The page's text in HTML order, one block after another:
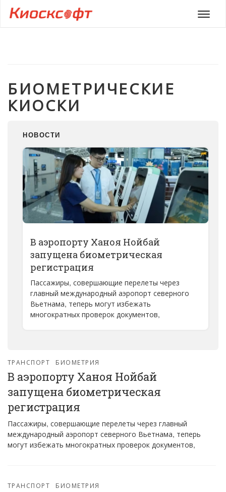
Меню
БИОМЕТРИЧЕСКИЕ
КИОСКИ
НОВОСТИ
В аэропорту Ханоя Нойбай
запущена биометрическая
регистрация
Пассажиры, совершающие перелеты через
главный международный аэропорт северного
Вьетнама, теперь могут избежать
многократных проверок документов,
ТРАНСПОРТ БИОМЕТРИЯ
В аэропорту Ханоя Нойбай
запущена биометрическая
регистрация
Пассажиры, совершающие перелеты через главный
международный аэропорт северного Вьетнама, теперь
могут избежать многократных проверок документов,
ТРАНСПОРТ БИОМЕТРИЯ